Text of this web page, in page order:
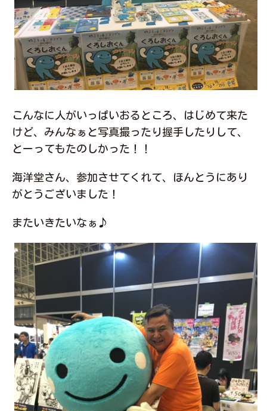
こんなに人がいっぱいおるところ、はじめて来た
けど、みんなぁと写真撮ったり握手したりして、
とーってもたのしかった！！
海洋堂さん、参加させてくれて、ほんとうにあり
がとうございました！
またいきたいなぁ♪